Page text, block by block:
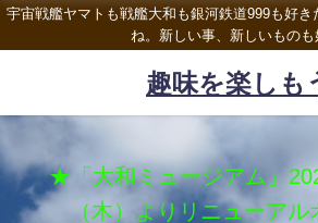
宇宙戦艦ヤマトも戦艦大和も銀河鉄道999も好き
ね。新しい事、新しいものも
趣味を楽しも
★「大和ミュージアム」
（木）よりリニューア